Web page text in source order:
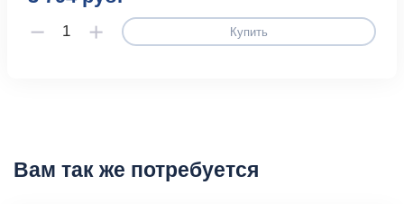
Купить
Вам так же потребуется